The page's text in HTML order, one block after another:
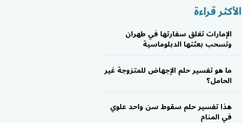
الأكثر قراءة
الإمارات تغلق سفارتها في طهران
وتسحب بعثتها الدبلوماسية
ما هو تفسير حلم الإجهاض للمتزوجة غير
الحامل؟
هذا تفسير حلم سقوط سن واحد علوي
في المنام